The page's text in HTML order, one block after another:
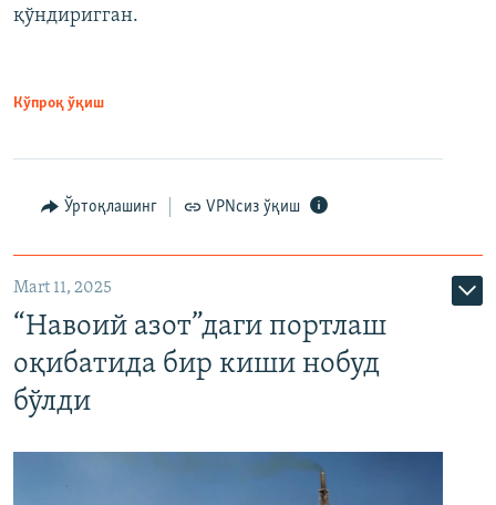
қўндиригган.
Кўпроқ ўқиш
Ўртоқлашинг VPNсиз ўқиш
Mart 11, 2025
“Навоий азот”даги портлаш
оқибатида бир киши нобуд
бўлди